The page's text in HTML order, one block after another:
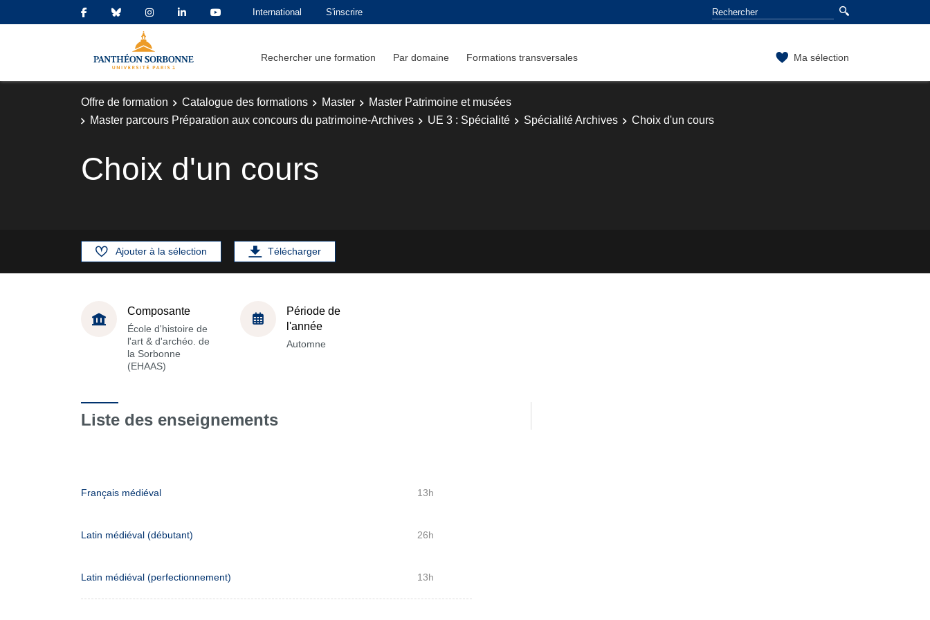
International S'inscrire
Rechercher une formation Par domaine Formations transversales Ma sélection
Offre de formation Catalogue des formations Master
Master Patrimoine et musées
Master parcours Préparation aux concours du patrimoine-Archives
UE 3 : Spécialité Spécialité Archives Choix d'un cours
Choix d'un cours
Ajouter à la sélection Télécharger
Composante
École d'histoire de
l'art & d'archéo. de
la Sorbonne
(EHAAS)
Période de
l'année
Automne
Liste des enseignements
Français médiéval 13h
Latin médiéval (débutant) 26h
Latin médiéval (perfectionnement) 13h